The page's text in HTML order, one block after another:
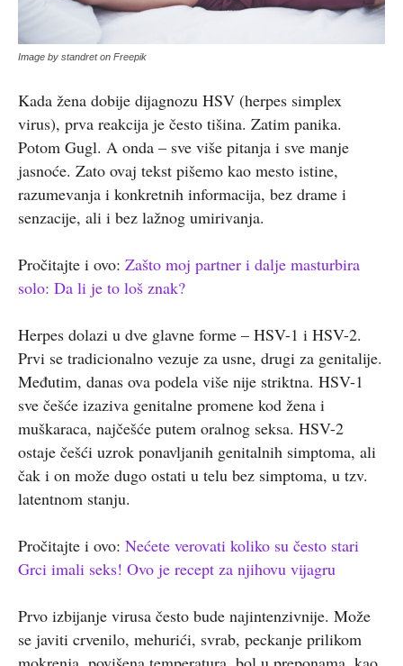
Image by standret on Freepik
Kada žena dobije dijagnozu HSV (herpes simplex
virus), prva reakcija je često tišina. Zatim panika.
Potom Gugl. A onda – sve više pitanja i sve manje
jasnoće. Zato ovaj tekst pišemo kao mesto istine,
razumevanja i konkretnih informacija, bez drame i
senzacije, ali i bez lažnog umirivanja.
Pročitajte i ovo: Zašto moj partner i dalje masturbira
solo: Da li je to loš znak?
Herpes dolazi u dve glavne forme – HSV-1 i HSV-2.
Prvi se tradicionalno vezuje za usne, drugi za genitalije.
Međutim, danas ova podela više nije striktna. HSV-1
sve češće izaziva genitalne promene kod žena i
muškaraca, najčešće putem oralnog seksa. HSV-2
ostaje češći uzrok ponavljanih genitalnih simptoma, ali
čak i on može dugo ostati u telu bez simptoma, u tzv.
latentnom stanju.
Pročitajte i ovo: Nećete verovati koliko su često stari
Grci imali seks! Ovo je recept za njihovu vijagru
Prvo izbijanje virusa često bude najintenzivnije. Može
se javiti crvenilo, mehurići, svrab, peckanje prilikom